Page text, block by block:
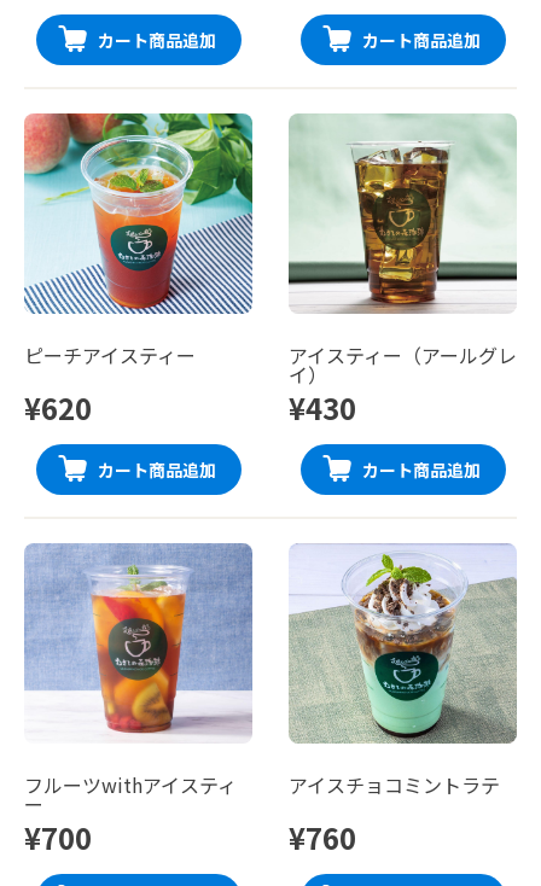
カート商品追加 カート商品追加
ピーチアイスティー
¥620
カート商品追加
アイスティー（アールグレ
イ）
¥430
カート商品追加
フルーツwithアイスティ
ー
¥700
アイスチョコミントラテ
¥760